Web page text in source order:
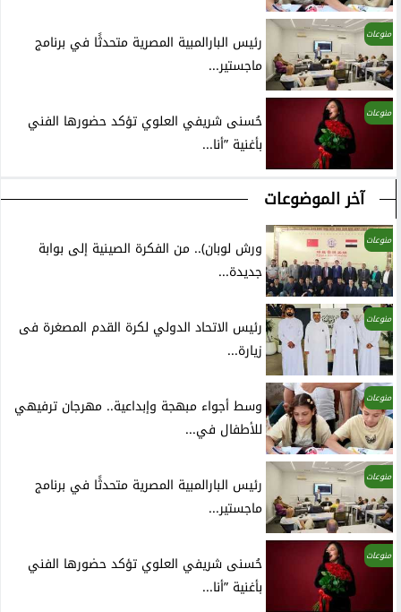
منوعات
رئيس البارالمبية المصرية متحدثًا في برنامج
ماجستير...
منوعات
حُسنى شريفي العلوي تؤكد حضورها الفني
بأغنية ”أنا...
آخر الموضوعات
منوعات
ورش لوبان).. من الفكرة الصينية إلى بوابة
جديدة...
منوعات
رئيس الاتحاد الدولي لكرة القدم المصغرة فى
زيارة...
منوعات
وسط أجواء مبهجة وإبداعية.. مهرجان ترفيهي
للأطفال في...
منوعات
رئيس البارالمبية المصرية متحدثًا في برنامج
ماجستير...
منوعات
حُسنى شريفي العلوي تؤكد حضورها الفني
بأغنية ”أنا...